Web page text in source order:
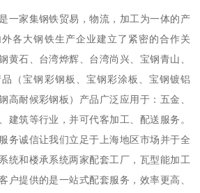
一家集钢铁贸易，物流，加工为一体的产
各大钢铁生产企业建立了紧密的合作关
黄石、台湾烨辉、台湾尚兴、宝钢青山、
（宝钢彩钢板、宝钢彩涂板、宝钢镀铝
高耐候彩钢板）产品广泛应用于：五金、
建筑等行业，并可代客加工、配送服务。
务诚信让我们立足于上海地区市场并于全
统和楼承系统两家配套工厂，瓦型能加工
户提供的是一站式配套服务，效率更高、